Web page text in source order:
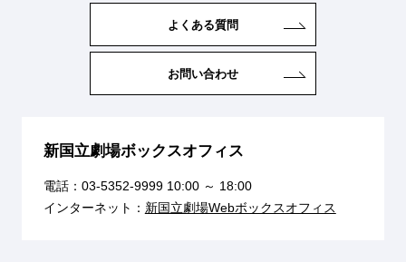
よくある質問
お問い合わせ
新国立劇場ボックスオフィス
電話： 03-5352-999910:00 ～ 18:00
インターネット： 新国立劇場Webボックスオフィス